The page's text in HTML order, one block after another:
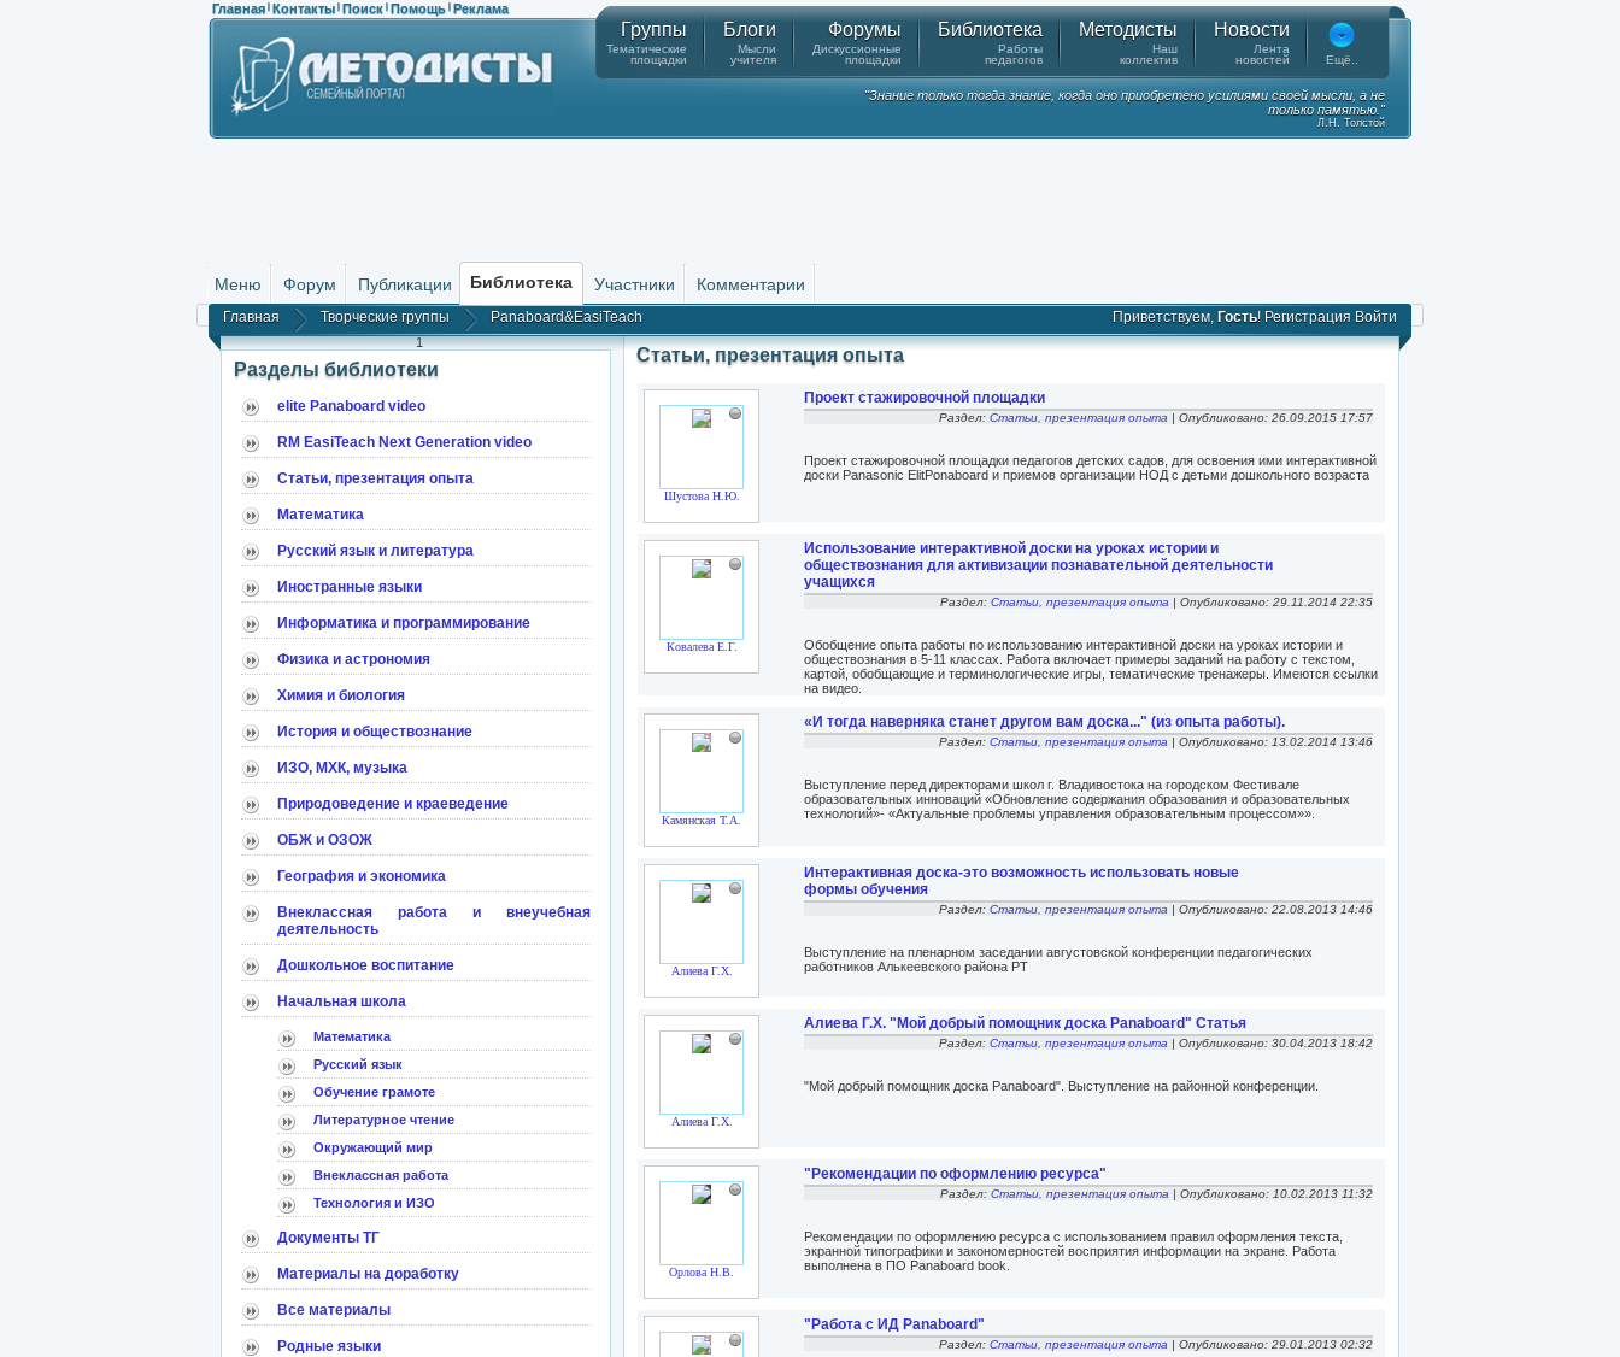
Главная | Контакты | Поиск | Помощь | Реклама
Группы
Тематические
площадки
Блоги
Мысли
учителя
Форумы
Дискуссионные
площадки
Библиотека
Работы
педагогов
Методисты
Наш
коллектив
Новости
Лента
новостей
Ещё..
"Знание только тогда знание, когда оно приобретено усилиями своей мысли, а не
только памятью."
Л.Н. Толстой
Меню Форум Публикации Библиотека Участники Комментарии
Главная Творческие группы Panaboard&EasiTeach Приветствуем, Гость! Регистрация Войти
1
Разделы библиотеки
elite Panaboard video
RM EasiTeach Next Generation video
Статьи, презентация опыта
Математика
Русский язык и литература
Иностранные языки
Информатика и программирование
Физика и астрономия
Химия и биология
История и обществознание
ИЗО, МХК, музыка
Природоведение и краеведение
ОБЖ и ОЗОЖ
География и экономика
Внеклассная работа и внеучебная
деятельность
Дошкольное воспитание
Начальная школа
Математика
Русский язык
Обучение грамоте
Литературное чтение
Окружающий мир
Внеклассная работа
Технология и ИЗО
Документы ТГ
Материалы на доработку
Все материалы
Родные языки
Статьи, презентация опыта
Шустова Н.Ю.
Проект стажировочной площадки
Раздел: Статьи, презентация опыта | Опубликовано: 26.09.2015 17:57
Проект стажировочной площадки педагогов детских садов, для освоения ими интерактивной
доски Panasonic ElitPonaboard и приемов организации НОД с детьми дошкольного возраста
Ковалева Е.Г.
Использование интерактивной доски на уроках истории и
обществознания для активизации познавательной деятельности
учащихся
Раздел: Статьи, презентация опыта | Опубликовано: 29.11.2014 22:35
Обобщение опыта работы по использованию интерактивной доски на уроках истории и
обществознания в 5-11 классах. Работа включает примеры заданий на работу с текстом,
картой, обобщающие и терминологические игры, тематические тренажеры. Имеются ссылки
на видео.
Камянская Т.А.
«И тогда наверняка станет другом вам доска..." (из опыта работы).
Раздел: Статьи, презентация опыта | Опубликовано: 13.02.2014 13:46
Выступление перед директорами школ г. Владивостока на городском Фестивале
образовательных инноваций «Обновление содержания образования и образовательных
технологий»- «Актуальные проблемы управления образовательным процессом»».
Алиева Г.Х.
Интерактивная доска-это возможность использовать новые
формы обучения
Раздел: Статьи, презентация опыта | Опубликовано: 22.08.2013 14:46
Выступление на пленарном заседании августовской конференции педагогических
работников Алькеевского района РТ
Алиева Г.Х.
Алиева Г.Х. "Мой добрый помощник доска Panaboard" Статья
Раздел: Статьи, презентация опыта | Опубликовано: 30.04.2013 18:42
"Мой добрый помощник доска Panaboard". Выступление на районной конференции.
Орлова Н.В.
"Рекомендации по оформлению ресурса"
Раздел: Статьи, презентация опыта | Опубликовано: 10.02.2013 11:32
Рекомендации по оформлению ресурса с использованием правил оформления текста,
экранной типографики и закономерностей восприятия информации на экране. Работа
выполнена в ПО Panaboard book.
"Работа с ИД Panaboard"
Раздел: Статьи, презентация опыта | Опубликовано: 29.01.2013 02:32